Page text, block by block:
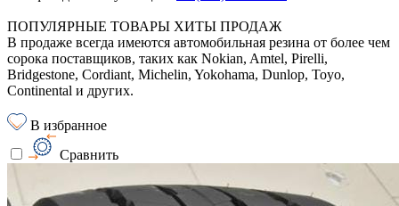
ПОПУЛЯРНЫЕ ТОВАРЫ ХИТЫ ПРОДАЖ
В продаже всегда имеются автомобильная резина от более чем
сорока поставщиков, таких как Nokian, Amtel, Pirelli,
Bridgestone, Cordiant, Michelin, Yokohama, Dunlop, Toyo,
Continental и других.
В избранное
Сравнить